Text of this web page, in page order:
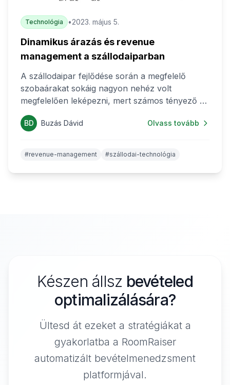
Technológia •2023. május 5.
Dinamikus árazás és revenue
management a szállodaiparban
A szállodaipar fejlődése során a megfelelő
szobaárakat sokáig nagyon nehéz volt
megfelelően leképezni, mert számos tényező és
paraméter határozza meg a helyes (vagy
helyesnek vélt) árak számítását. Az árképzés
feladat, hiszen a szálloda bevéteinek mértékét
bevételek optimalizálásával foglalkozó revenue
BD Buzás Dávid Olvass tovább
#revenue-management #szállodai-technológia
Készen állsz bevételed
optimalizálására?
Ültesd át ezeket a stratégiákat a
gyakorlatba a RoomRaiser
automatizált bevételmenedzsment
platformjával.